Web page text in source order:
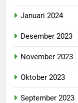
Januari 2024
Desember 2023
November 2023
Oktober 2023
September 2023